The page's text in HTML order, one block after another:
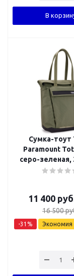
В
Сумка-тоут
Paramount
серо-зеленая,
11 400
16 500
-31 % Экономия